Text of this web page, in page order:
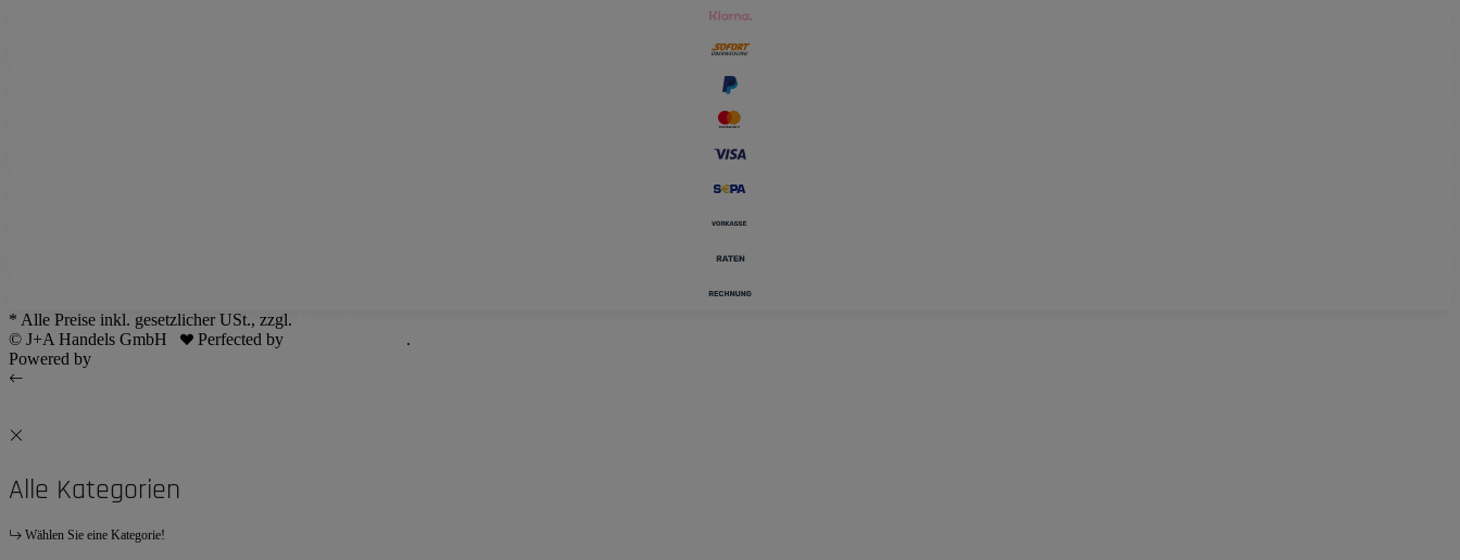
* Alle Preise inkl. gesetzlicher USt., zzgl.
© J+A Handels GmbH
Perfected by
.
Powered by
Alle Kategorien
Wählen Sie eine Kategorie!